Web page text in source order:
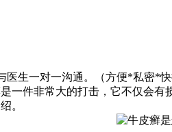
生一对一沟通。（方便*私密*快
一件非常大的打击，它不仅会
。